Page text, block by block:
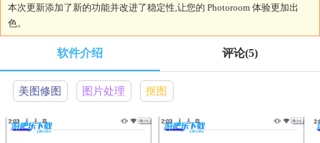
本次更新添加了新的功能并改进了稳定性,让您的 Photoroom 体验更加出
色。
软件介绍 评论(5)
美图修图 图片处理 抠图